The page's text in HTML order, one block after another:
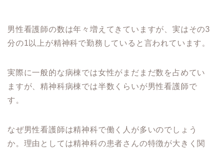
男性看護師の数は年々増えてきていますが、実はその3
分の1以上が精神科で勤務していると言われています。
実際に一般的な病棟では女性がまだまだ数を占めてい
ますが、精神科病棟では半数くらいが男性看護師で
す。
なぜ男性看護師は精神科で働く人が多いのでしょう
か。理由としては精神科の患者さんの特徴が大きく関